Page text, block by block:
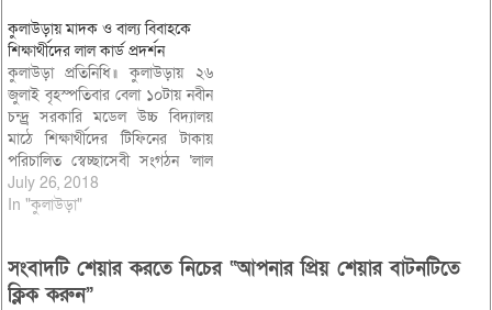
কুলাউড়ায় মাদক ও বাল্য বিবাহকে
শিক্ষার্থীদের লাল কার্ড প্রদর্শন
কুলাউড়া প্রতিনিধি॥ কুলাউড়ায় ২৬
জুলাই বৃহস্পতিবার বেলা ১০টায় নবীন
চন্দ্র্র সরকারি মডেল উচ্চ বিদ্যালয়
মাঠে শিক্ষার্থীদের টিফিনের টাকায়
পরিচালিত স্বেচ্ছাসেবী সংগঠন ‘লাল
সবুজ উন্নয়ন সংঘের’ আয়োজনে
মাদক, যৌন হয়রানি ও বাল্য বিবাহকে
সংগঠনের সদস্যরা টিফিনের টাকা
বাঁচিয়ে সারা দেশের বিভিন্ন…
July 26, 2018
In "কুলাউড়া"
সংবাদটি শেয়ার করতে নিচের “আপনার প্রিয় শেয়ার বাটনটিতে
ক্লিক করুন”